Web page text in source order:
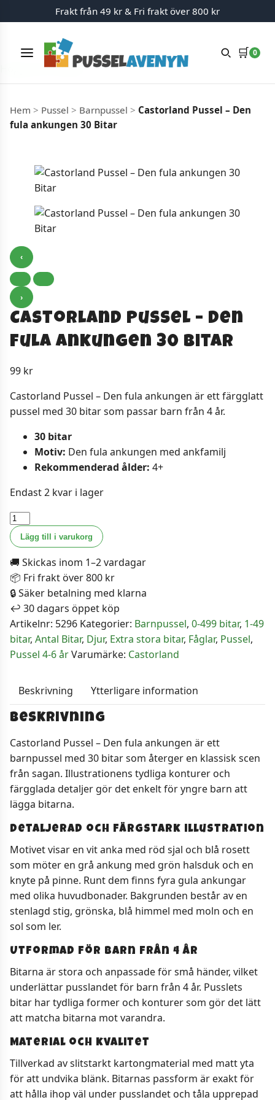
Hoppa till innehåll
Frakt från 49 kr & Fri frakt över 800 kr
Meny 🛒 0
Hem > Pussel > Barnpussel > Castorland Pussel – Den
fula ankungen 30 Bitar
‹
›
Castorland Pussel – Den
fula ankungen 30 Bitar
99 kr
Castorland Pussel – Den fula ankungen är ett färgglatt
pussel med 30 bitar som passar barn från 4 år.
30 bitar
Motiv: Den fula ankungen med ankfamilj
Rekommenderad ålder: 4+
Endast 2 kvar i lager
Castorland
Pussel
-
Den
fula
ankungen
30
Bitar
mängd
Lägg till i varukorg
🚚 Skickas inom 1–2 vardagar
📦 Fri frakt över 800 kr
🔒 Säker betalning med klarna
↩️ 30 dagars öppet köp
Artikelnr: 5296 Kategorier: Barnpussel, 0-499 bitar, 1-49
bitar, Antal Bitar, Djur, Extra stora bitar, Fåglar, Pussel,
Pussel 4-6 årVarumärke: Castorland
Beskrivning Ytterligare information
Beskrivning
Castorland Pussel – Den fula ankungen är ett
barnpussel med 30 bitar som återger en klassisk scen
från sagan. Illustrationens tydliga konturer och
färgglada detaljer gör det enkelt för yngre barn att
lägga bitarna.
Detaljerad och färgstark illustration
Motivet visar en vit anka med röd sjal och blå rosett
som möter en grå ankung med grön halsduk och en
knyte på pinne. Runt dem finns fyra gula ankungar
med olika huvudbonader. Bakgrunden består av en
stenlagd stig, grönska, blå himmel med moln och en
sol som ler.
Utformad för barn från 4 år
Bitarna är stora och anpassade för små händer, vilket
underlättar pusslandet för barn från 4 år. Pusslets
bitar har tydliga former och konturer som gör det lätt
att matcha bitarna mot varandra.
Material och kvalitet
Tillverkad av slitstarkt kartongmaterial med matt yta
för att undvika blänk. Bitarnas passform är exakt för
att hålla ihop väl under pusslandet och tåla upprepad